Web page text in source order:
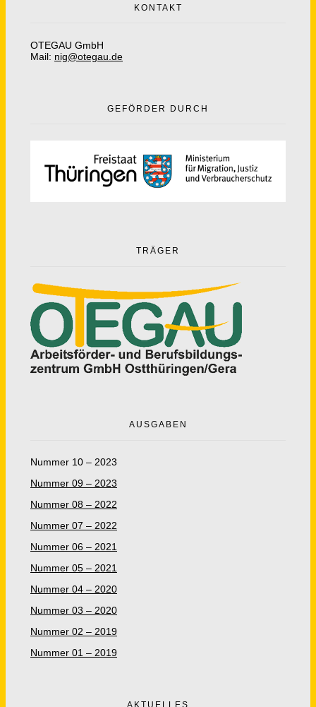
KONTAKT
OTEGAU GmbH
Mail: nig@otegau.de
GEFÖRDER DURCH
TRÄGER
AUSGABEN
Nummer 10 – 2023
Nummer 09 – 2023
Nummer 08 – 2022
Nummer 07 – 2022
Nummer 06 – 2021
Nummer 05 – 2021
Nummer 04 – 2020
Nummer 03 – 2020
Nummer 02 – 2019
Nummer 01 – 2019
AKTUELLES